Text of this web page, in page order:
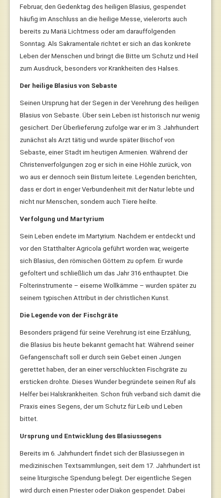
Februar, den Gedenktag des heiligen Blasius, gespendet
häufig im Anschluss an die heilige Messe, vielerorts auch
bereits zu Mariä Lichtmess oder am darauffolgenden
Sonntag. Als Sakramentale richtet er sich an das konkrete
Leben der Menschen und bringt die Bitte um Schutz und Heil
zum Ausdruck, besonders vor Krankheiten des Halses.
Der heilige Blasius von Sebaste
Seinen Ursprung hat der Segen in der Verehrung des heiligen
Blasius von Sebaste. Über sein Leben ist historisch nur wenig
gesichert. Der Überlieferung zufolge war er im 3. Jahrhundert
zunächst als Arzt tätig und wurde später Bischof von
Sebaste, einer Stadt im heutigen Armenien. Während der
Christenverfolgungen zog er sich in eine Höhle zurück, von
wo aus er dennoch sein Bistum leitete. Legenden berichten,
dass er dort in enger Verbundenheit mit der Natur lebte und
nicht nur Menschen, sondern auch Tiere heilte.
Verfolgung und Martyrium
Sein Leben endete im Martyrium. Nachdem er entdeckt und
vor den Statthalter Agricola geführt worden war, weigerte
sich Blasius, den römischen Göttern zu opfern. Er wurde
gefoltert und schließlich um das Jahr 316 enthauptet. Die
Folterinstrumente – eiserne Wollkämme – wurden später zu
seinem typischen Attribut in der christlichen Kunst.
Die Legende von der Fischgräte
Besonders prägend für seine Verehrung ist eine Erzählung,
die Blasius bis heute bekannt gemacht hat: Während seiner
Gefangenschaft soll er durch sein Gebet einen Jungen
gerettet haben, der an einer verschluckten Fischgräte zu
ersticken drohte. Dieses Wunder begründete seinen Ruf als
Helfer bei Halskrankheiten. Schon früh verband sich damit die
Praxis eines Segens, der um Schutz für Leib und Leben
bittet.
Ursprung und Entwicklung des Blasiussegens
Bereits im 6. Jahrhundert findet sich der Blasiussegen in
medizinischen Textsammlungen, seit dem 17. Jahrhundert ist
seine liturgische Spendung belegt. Der eigentliche Segen
wird durch einen Priester oder Diakon gespendet. Dabei